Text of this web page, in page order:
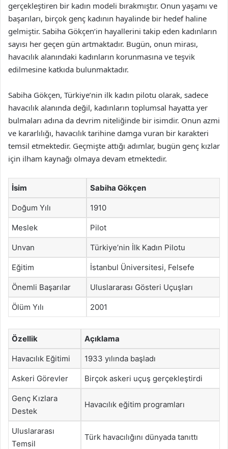
gerçekleştiren bir kadın modeli bırakmıştır. Onun yaşamı ve
başarıları, birçok genç kadının hayalinde bir hedef haline
gelmiştir. Sabiha Gökçen’in hayallerini takip eden kadınların
sayısı her geçen gün artmaktadır. Bugün, onun mirası,
havacılık alanındaki kadınların korunmasına ve teşvik
edilmesine katkıda bulunmaktadır.
Sabiha Gökçen, Türkiye’nin ilk kadın pilotu olarak, sadece
havacılık alanında değil, kadınların toplumsal hayatta yer
bulmaları adına da devrim niteliğinde bir isimdir. Onun azmi
ve kararlılığı, havacılık tarihine damga vuran bir karakteri
temsil etmektedir. Geçmişte attığı adımlar, bugün genç kızlar
için ilham kaynağı olmaya devam etmektedir.
İsim Sabiha Gökçen
Doğum Yılı 1910
Meslek Pilot
Unvan Türkiye’nin İlk Kadın Pilotu
Eğitim İstanbul Üniversitesi, Felsefe
Önemli Başarılar Uluslararası Gösteri Uçuşları
Ölüm Yılı 2001
Özellik Açıklama
Havacılık Eğitimi 1933 yılında başladı
Askeri Görevler Birçok askeri uçuş gerçekleştirdi
Genç Kızlara
Destek
Havacılık eğitim programları
Uluslararası
Temsil
Türk havacılığını dünyada tanıttı